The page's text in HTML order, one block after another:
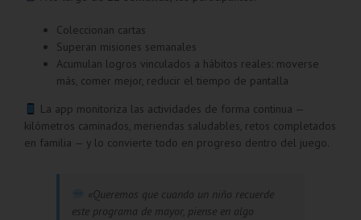
Coleccionan cartas
Superan misiones semanales
Acumulan logros vinculados a hábitos reales: moverse
más, comer mejor, reducir el tiempo de pantalla
La app monitoriza las actividades de forma continua —
kilómetros caminados, meriendas saludables, retos completados
en familia — y lo convierte todo en progreso dentro del juego.
«Queremos que cuando un niño recuerde
este programa de mayor, piense en algo